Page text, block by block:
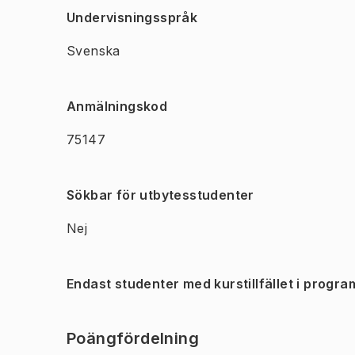
Undervisningsspråk
Svenska
Anmälningskod
75147
Sökbar för utbytesstudenter
Nej
Endast studenter med kurstillfället i
Poängfördelning